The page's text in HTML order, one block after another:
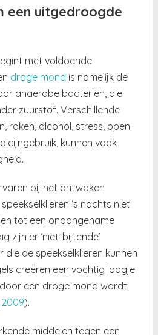
een uitgedroogde
met voldoende
droge mond is namelijk de
anaerobe bacteriën, die
zuurstof. Verschillende
roken, alcohol, stress, open
kunnen vaak
bij het ontwaken
‘s nachts niet
tot een onaangename
zijn er ‘niet-bijtende’
de speekselklieren kunnen
creëren een vochtig laagje
een droge mond wordt
).
middelen tegen een